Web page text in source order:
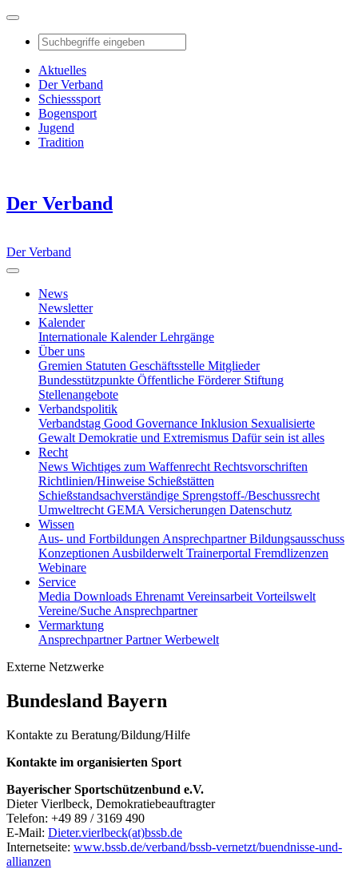
Aktuelles
Der Verband
Schiesssport
Bogensport
Jugend
Tradition
Der Verband
Der Verband
News
Newsletter
Kalender
Internationale KalenderLehrgänge
Über uns
Gremien Statuten Geschäftsstelle Mitglieder
Bundesstützpunkte Öffentliche Förderer Stiftung
Stellenangebote
Verbandspolitik
Verbandstag Good Governance Inklusion Sexualisierte
Gewalt Demokratie und Extremismus Dafür sein ist alles
Recht
News Wichtiges zum Waffenrecht Rechtsvorschriften
Richtlinien/Hinweise Schießstätten
Schießstandsachverständige Sprengstoff-/Beschussrecht
Umweltrecht GEMA Versicherungen Datenschutz
Wissen
Aus- und Fortbildungen AnsprechpartnerBildungsausschuss
Konzeptionen Ausbilderwelt Trainerportal Fremdlizenzen
Webinare
Service
Media Downloads Ehrenamt Vereinsarbeit Vorteilswelt
Vereine/Suche Ansprechpartner
Vermarktung
AnsprechpartnerPartnerWerbewelt
Externe Netzwerke
Bundesland Bayern
Kontakte zu Beratung/Bildung/Hilfe
Kontakte im organisierten Sport
Bayerischer Sportschützenbund e.V.
Dieter Vierlbeck, Demokratiebeauftragter
Telefon: +49 89 / 3169 490
E-Mail: Dieter.vierlbeck(at)bssb.de
Internetseite: www.bssb.de/verband/bssb-vernetzt/buendnisse-und-
allianzen